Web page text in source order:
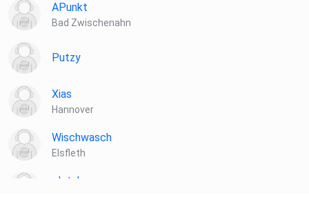
APunkt
Bad Zwischenahn
Putzy
Xias
Hannover
Wischwasch
Elsfleth
plotzks